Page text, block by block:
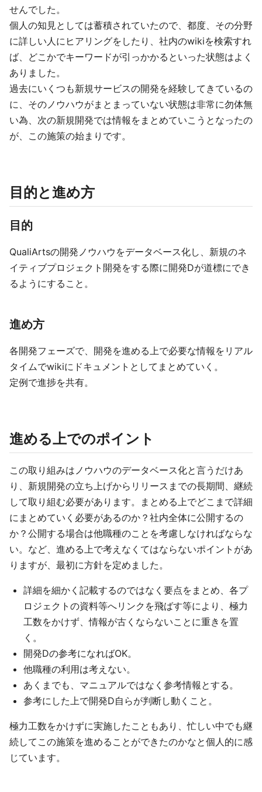
せんでした。
個人の知見としては蓄積されていたので、都度、その分野
に詳しい人にヒアリングをしたり、社内のwikiを検索すれ
ば、どこかでキーワードが引っかかるといった状態はよく
ありました。
過去にいくつも新規サービスの開発を経験してきているの
に、そのノウハウがまとまっていない状態は非常に勿体無
い為、次の新規開発では情報をまとめていこうとなったの
が、この施策の始まりです。
目的と進め方
目的
QualiArtsの開発ノウハウをデータベース化し、新規のネ
イティブプロジェクト開発をする際に開発Dが道標にでき
るようにすること。
進め方
各開発フェーズで、開発を進める上で必要な情報をリアル
タイムでwikiにドキュメントとしてまとめていく。
定例で進捗を共有。
進める上でのポイント
この取り組みはノウハウのデータベース化と言うだけあ
り、新規開発の立ち上げからリリースまでの長期間、継続
して取り組む必要があります。まとめる上でどこまで詳細
にまとめていく必要があるのか？社内全体に公開するの
か？公開する場合は他職種のことを考慮しなければならな
い。など、進める上で考えなくてはならないポイントがあ
りますが、最初に方針を定めました。
詳細を細かく記載するのではなく要点をまとめ、各プ
ロジェクトの資料等へリンクを飛ばす等により、極力
工数をかけず、情報が古くならないことに重きを置
く。
開発Dの参考になればOK。
他職種の利用は考えない。
あくまでも、マニュアルではなく参考情報とする。
参考にした上で開発D自らが判断し動くこと。
極力工数をかけずに実施したこともあり、忙しい中でも継
続してこの施策を進めることができたのかなと個人的に感
じています。